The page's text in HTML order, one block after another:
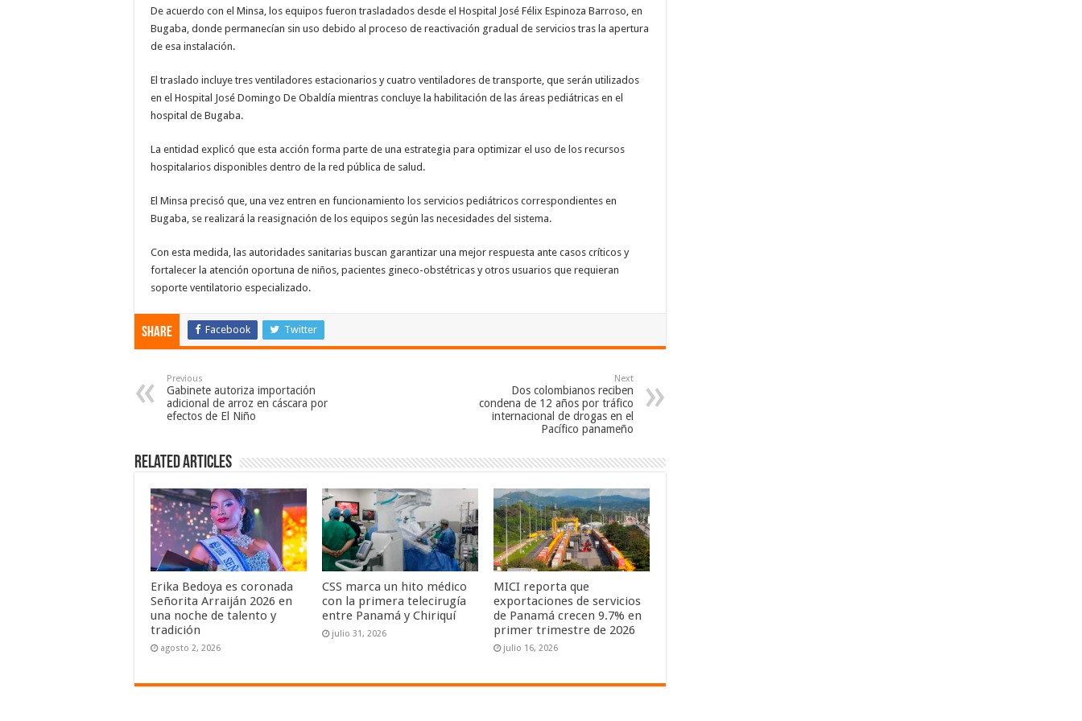
De acuerdo con el Minsa, los equipos fueron trasladados desde el Hospital José Félix Espinoza Barroso, en
Bugaba, donde permanecían sin uso debido al proceso de reactivación gradual de servicios tras la apertura
de esa instalación.
El traslado incluye tres ventiladores estacionarios y cuatro ventiladores de transporte, que serán utilizados
en el Hospital José Domingo De Obaldía mientras concluye la habilitación de las áreas pediátricas en el
hospital de Bugaba.
La entidad explicó que esta acción forma parte de una estrategia para optimizar el uso de los recursos
hospitalarios disponibles dentro de la red pública de salud.
El Minsa precisó que, una vez entren en funcionamiento los servicios pediátricos correspondientes en
Bugaba, se realizará la reasignación de los equipos según las necesidades del sistema.
Con esta medida, las autoridades sanitarias buscan garantizar una mejor respuesta ante casos críticos y
fortalecer la atención oportuna de niños, pacientes gineco-obstétricas y otros usuarios que requieran
soporte ventilatorio especializado.
Share Facebook Twitter
Previous
Gabinete autoriza importación
adicional de arroz en cáscara por
efectos de El Niño
Next
Dos colombianos reciben
condena de 12 años por tráfico
internacional de drogas en el
Pacífico panameño
Related Articles
Erika Bedoya es coronada
Señorita Arraiján 2026 en
una noche de talento y
tradición
agosto 2, 2026
CSS marca un hito médico
con la primera telecirugía
entre Panamá y Chiriquí
julio 31, 2026
MICI reporta que
exportaciones de servicios
de Panamá crecen 9.7% en
primer trimestre de 2026
julio 16, 2026